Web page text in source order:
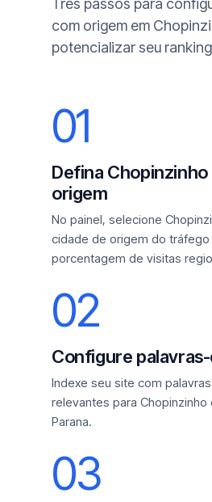
Três passos para
com origem em
potencializar seu
01
Defina
origem
No painel, selecione
cidade de origem do tráfego
porcentagem de visitas
02
Configure
Indexe seu site com
relevantes para
Parana.
03